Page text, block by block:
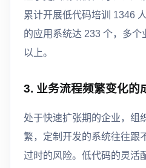
累计开展低代码培训 1346
的应用系统达 233 个，多个
以上。
3. 业务流程频繁变化的
处于快速扩张期的企业，组
繁，定制开发的系统往往跟
过时的风险。低代码的灵活